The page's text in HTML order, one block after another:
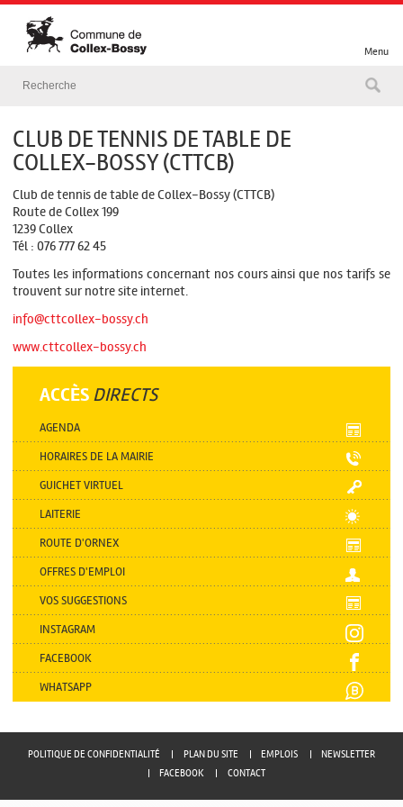
Menu
CLUB DE TENNIS DE TABLE DE
COLLEX-BOSSY (CTTCB)
Club de tennis de table de Collex-Bossy (CTTCB)
Route de Collex 199
1239 Collex
Tél : 076 777 62 45
Toutes les informations concernant nos cours ainsi que nos tarifs se
trouvent sur notre site internet.
info@cttcollex-bossy.ch
www.cttcollex-bossy.ch
ACCÈS DIRECTS
AGENDA
HORAIRES DE LA MAIRIE
GUICHET VIRTUEL
LAITERIE
ROUTE D'ORNEX
OFFRES D'EMPLOI
VOS SUGGESTIONS
INSTAGRAM
FACEBOOK
WHATSAPP
POLITIQUE DE CONFIDENTIALITÉ PLAN DU SITE EMPLOIS
NEWSLETTER
FACEBOOK
CONTACT